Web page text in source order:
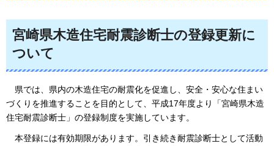
宮崎県木造住宅耐震診断士の登録更新に
ついて
県では、県内の木造住宅の耐震化を促進し、安全・安心な住まい
づくりを推進することを目的として、平成17年度より「宮崎県木造
住宅耐震診断士」の登録制度を実施しています。
本登録には有効期限があります。引き続き耐震診断士として活動